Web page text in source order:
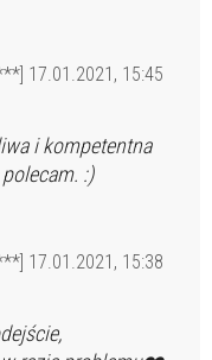
17.01.2021, 15:45
i kompetentna
:)
17.01.2021, 15:38